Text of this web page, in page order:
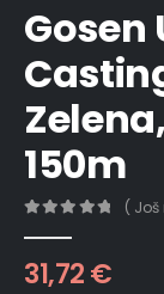
Gosen
150m
(
31,72€